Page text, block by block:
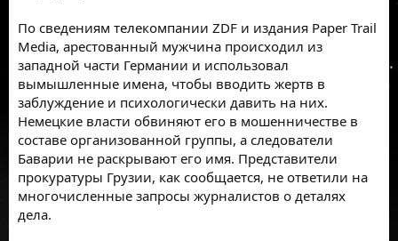
По сведениям телекомпании ZDF и издания Paper Trail
Media, арестованный мужчина происходил из
западной части Германии и использовал
вымышленные имена, чтобы вводить жертв в
заблуждение и психологически давить на них.
Немецкие власти обвиняют его в мошенничестве в
составе организованной группы, а следователи
Баварии не раскрывают его имя. Представители
прокуратуры Грузии, как сообщается, не ответили на
многочисленные запросы журналистов о деталях
дела.